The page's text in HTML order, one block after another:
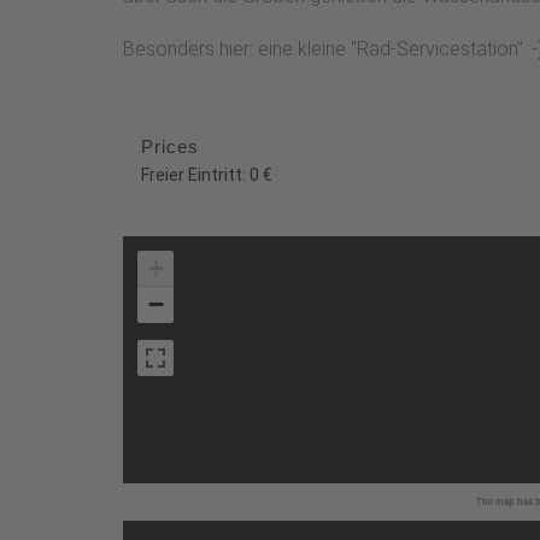
Besonders hier: eine kleine "Rad-Servicestation" :-
Prices
Freier Eintritt: 0 €
The map has
−